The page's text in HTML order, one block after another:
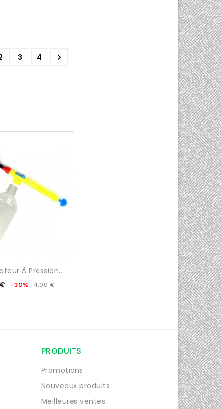
3 4 
 0/5
À Pression...
Prix
Prix
-30% 4,00 €
PRODUITS
Promotions
Nouveaux produits
Meilleures ventes